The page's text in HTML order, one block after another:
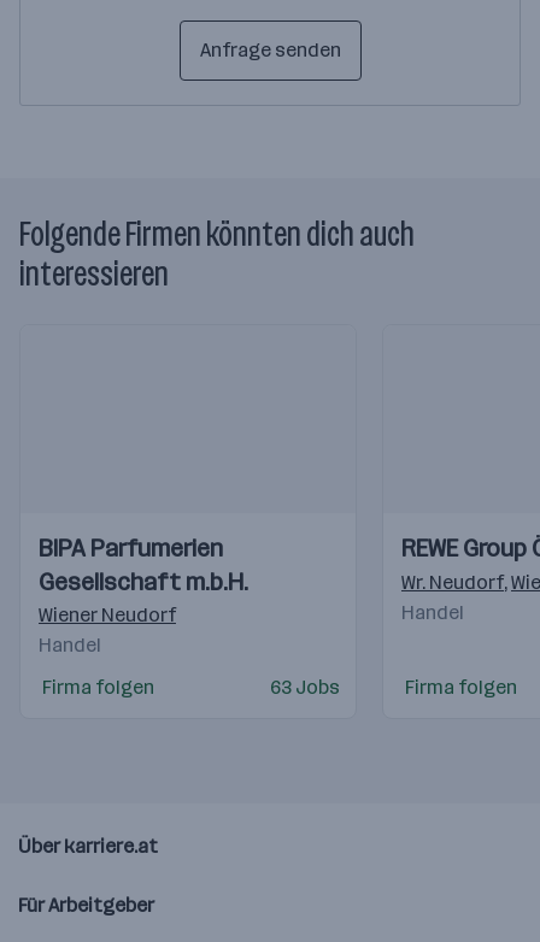
Anfrage senden
Folgende Firmen könnten dich auch
interessieren
Videos
Einblicke
Einblicke
BIPA Parfumerien
Gesellschaft m.b.H.
Wiener Neudorf
Handel
Firma folgen
63 Jobs
Videos
Einblicke
Einblicke
REWE
Wr. Neudorf,
Handel
Firma folgen
Über karriere.at
Für Arbeitgeber